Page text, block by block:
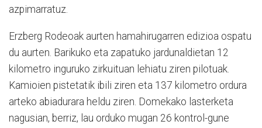
azpimarratuz.
Erzberg Rodeoak aurten hamahirugarren edizioa ospatu
du aurten. Barikuko eta zapatuko jardunaldietan 12
kilometro inguruko zirkuituan lehiatu ziren pilotuak.
Kamioien pistetatik ibili ziren eta 137 kilometro ordura
arteko abiadurara heldu ziren. Domekako lasterketa
nagusian, berriz, lau orduko mugan 26 kontrol-gune